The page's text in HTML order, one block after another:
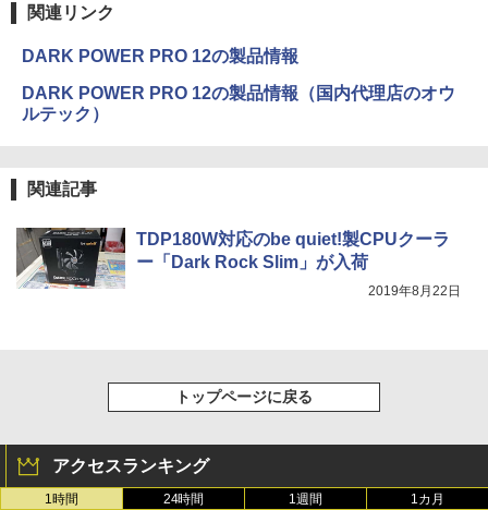
関連リンク
DARK POWER PRO 12の製品情報
DARK POWER PRO 12の製品情報（国内代理店のオウ
ルテック）
関連記事
TDP180W対応のbe quiet!製CPUクーラ
ー「Dark Rock Slim」が入荷
2019年8月22日
トップページに戻る
アクセスランキング
1時間 24時間 1週間 1カ月